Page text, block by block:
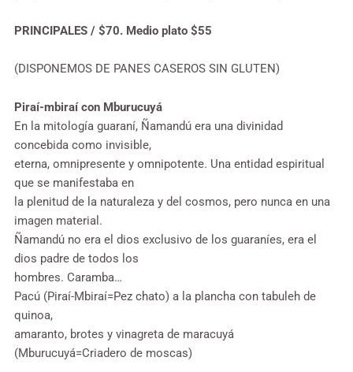
PRINCIPALES / $70. Medio plato $55
(DISPONEMOS DE PANES CASEROS SIN GLUTEN)
Piraí-mbiraí con Mburucuyá
En la mitología guaraní, Ñamandú era una divinidad
concebida como invisible,
eterna, omnipresente y omnipotente. Una entidad espiritual
que se manifestaba en
la plenitud de la naturaleza y del cosmos, pero nunca en una
imagen material.
Ñamandú no era el dios exclusivo de los guaraníes, era el
dios padre de todos los
hombres. Caramba…
Pacú (Piraí-Mbiraí=Pez chato) a la plancha con tabuleh de
quinoa,
amaranto, brotes y vinagreta de maracuyá
(Mburucuyá=Criadero de moscas)